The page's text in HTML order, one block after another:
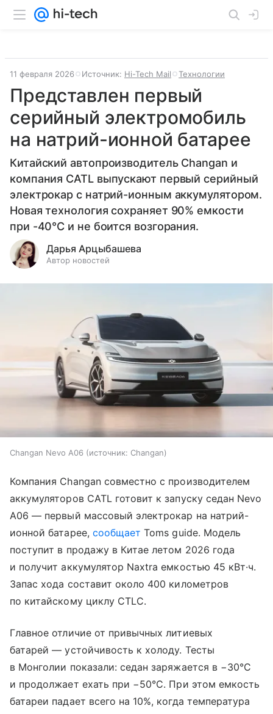
11 февраля 2026 Источник: Hi-Tech Mail Технологии
Представлен первый
серийный электромобиль
на натрий-ионной батарее
Китайский автопроизводитель Changan и
компания CATL выпускают первый серийный
электрокар с натрий-ионным аккумулятором.
Новая технология сохраняет 90% емкости
при -40°C и не боится возгорания.
Дарья Арцыбашева
Автор новостей
Changan Nevo A06 источник: Changan
Компания Changan совместно с производителем
аккумуляторов CATL готовит к запуску седан Nevo
A06 — первый массовый электрокар на натрий-
ионной батарее, сообщает Toms guide. Модель
поступит в продажу в Китае летом 2026 года
и получит аккумулятор Naxtra емкостью 45 кВт·ч.
Запас хода составит около 400 километров
по китайскому циклу CTLC.
Главное отличие от привычных литиевых
батарей — устойчивость к холоду. Тесты
в Монголии показали: седан заряжается в −30°C
и продолжает ехать при −50°C. При этом емкость
батареи падает всего на 10%, когда температура